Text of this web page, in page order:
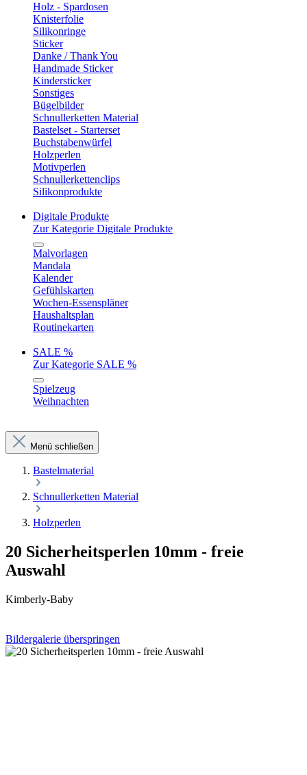
Holz - Spardosen
Knisterfolie
Silikonringe
Sticker
Danke / Thank You
Handmade Sticker
Kindersticker
Sonstiges
Bügelbilder
Schnullerketten Material
Bastelset - Starterset
Buchstabenwürfel
Holzperlen
Motivperlen
Schnullerkettenclips
Silikonprodukte
Digitale Produkte
Zur Kategorie Digitale Produkte
Malvorlagen
Mandala
Kalender
Gefühlskarten
Wochen-Essenspläner
Haushaltsplan
Routinekarten
SALE %
Zur Kategorie SALE %
Spielzeug
Weihnachten
Menü schließen
Bastelmaterial
Schnullerketten Material
Holzperlen
20 Sicherheitsperlen 10mm - freie
Auswahl
Kimberly-Baby
Bildergalerie überspringen